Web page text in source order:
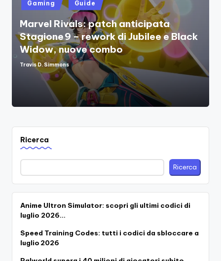
in
Gaming Guide
Marvel Rivals: patch anticipata
Stagione 9 – rework di Jubilee e Black
Widow, nuove combo
Posted
Travis D. Simmons
Ricerca
Ricerca
Anime Ultron Simulator: scopri gli ultimi codici di
luglio 2026…
Speed Training Codes: tutti i codici da sbloccare a
luglio 2026